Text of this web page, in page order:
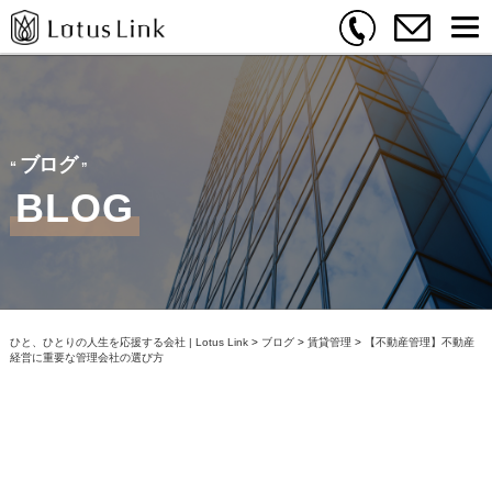
ブログ
BLOG
ひと、ひとりの人生を応援する会社 | Lotus Link> ブログ> 賃貸管理 >
【不動産管理】不動産
経営に重要な管理会社の選び方